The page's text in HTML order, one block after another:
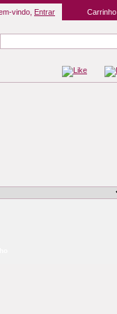
Carrinho
vindo, Entrar